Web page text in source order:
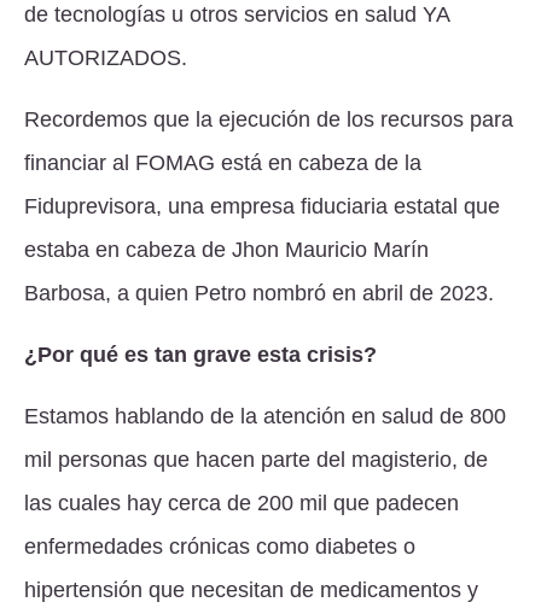
de tecnologías u otros servicios en salud YA
AUTORIZADOS.
Recordemos que la ejecución de los recursos para
financiar al FOMAG está en cabeza de la
Fiduprevisora, una empresa fiduciaria estatal que
estaba en cabeza de Jhon Mauricio Marín
Barbosa, a quien Petro nombró en abril de 2023.
¿Por qué es tan grave esta crisis?
Estamos hablando de la atención en salud de 800
mil personas que hacen parte del magisterio, de
las cuales hay cerca de 200 mil que padecen
enfermedades crónicas como diabetes o
hipertensión que necesitan de medicamentos y